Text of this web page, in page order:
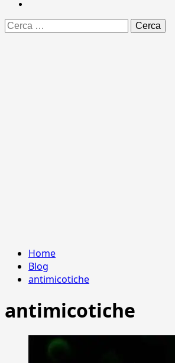
Ricerca
per:
Home
Blog
antimicotiche
antimicotiche